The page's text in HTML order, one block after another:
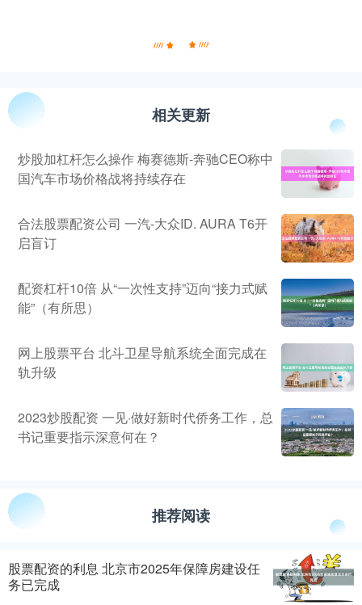
相关更新
炒股加杠杆怎么操作 梅赛德斯-奔驰CEO称中
国汽车市场价格战将持续存在
合法股票配资公司 一汽-大众ID. AURA T6开
启盲订
配资杠杆10倍 从“一次性支持”迈向“接力式赋
能”（有所思）
网上股票平台 北斗卫星导航系统全面完成在
轨升级
2023炒股配资 一见·做好新时代侨务工作，总
书记重要指示深意何在？
推荐阅读
股票配资的利息 北京市2025年保障房建设任
务已完成